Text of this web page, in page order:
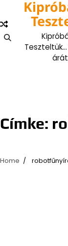
content
Címke:
Home